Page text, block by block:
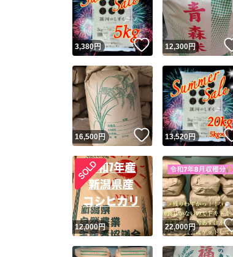
3,380円 いいね！
12,300円
16,500円 いいね！
13,520円
12,000円 22,000円